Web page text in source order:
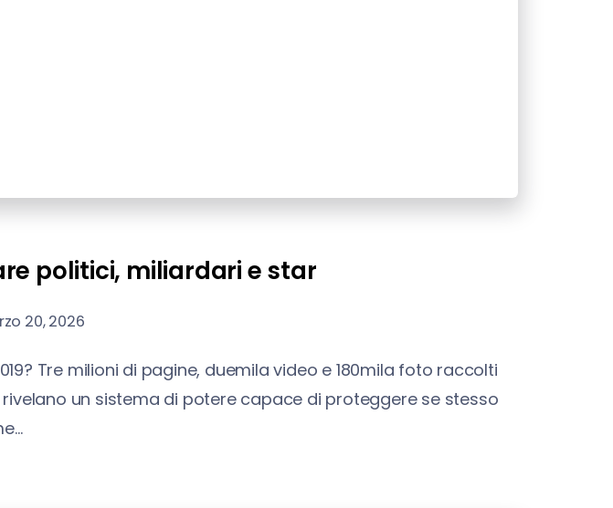
politici, miliardari e star
20, 2026
Tre milioni di pagine, duemila video e 180mila foto raccolti
un sistema di potere capace di proteggere se stesso